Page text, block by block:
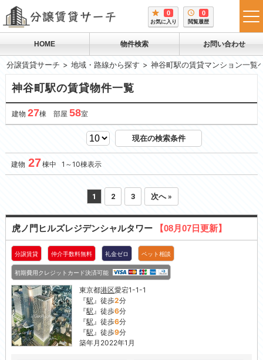
0
お気に入り
0
閲覧履歴
HOME 物件検索 お問い合わせ
分譲賃貸サーチ 地域・路線から探す 神谷町駅の賃貸マンション一覧
神谷町駅の賃貸物件一覧
建物 27棟 部屋 58室
現在の検索条件
建物 27棟中 1～10棟表示
1 2 3 次へ »
虎ノ門ヒルズレジデンシャルタワー 【08月07日更新】
分譲賃貸 仲介手数料無料 礼金ゼロ ペット相談
初期費用クレジットカード決済可能
東京都港区愛宕1-1-1
『駅』徒歩2分
『駅』徒歩6分
『駅』徒歩6分
『駅』徒歩9分
築年月2022年1月